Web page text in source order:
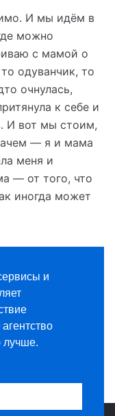
И мы идём в
можно
с мамой о
одуванчик, то
очнулась,
к себе и
И вот мы стоим,
— я и мама
меня и
— от того, что
иногда может
что ребенка
единственного
Лиза
кушать сама, но
помогли ей
жизни
и
лучше.